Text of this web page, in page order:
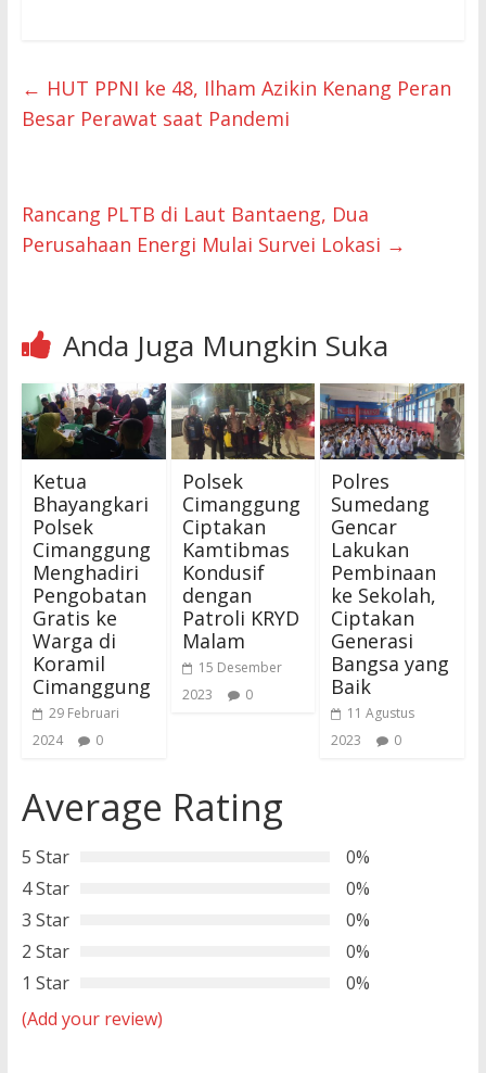
← HUT PPNI ke 48, Ilham Azikin Kenang Peran
Besar Perawat saat Pandemi
Rancang PLTB di Laut Bantaeng, Dua
Perusahaan Energi Mulai Survei Lokasi →
Anda Juga Mungkin Suka
Ketua
Bhayangkari
Polsek
Cimanggung
Menghadiri
Pengobatan
Gratis ke
Warga di
Koramil
Cimanggung
29 Februari
2024
0
Polsek
Cimanggung
Ciptakan
Kamtibmas
Kondusif
dengan
Patroli KRYD
Malam
15 Desember
2023
0
Polres
Sumedang
Gencar
Lakukan
Pembinaan
ke Sekolah,
Ciptakan
Generasi
Bangsa yang
Baik
11 Agustus
2023
0
Average Rating
5 Star
0%
4 Star
0%
3 Star
0%
2 Star
0%
1 Star
0%
(Add your review)